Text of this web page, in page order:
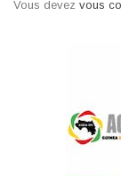
Vous devez vous